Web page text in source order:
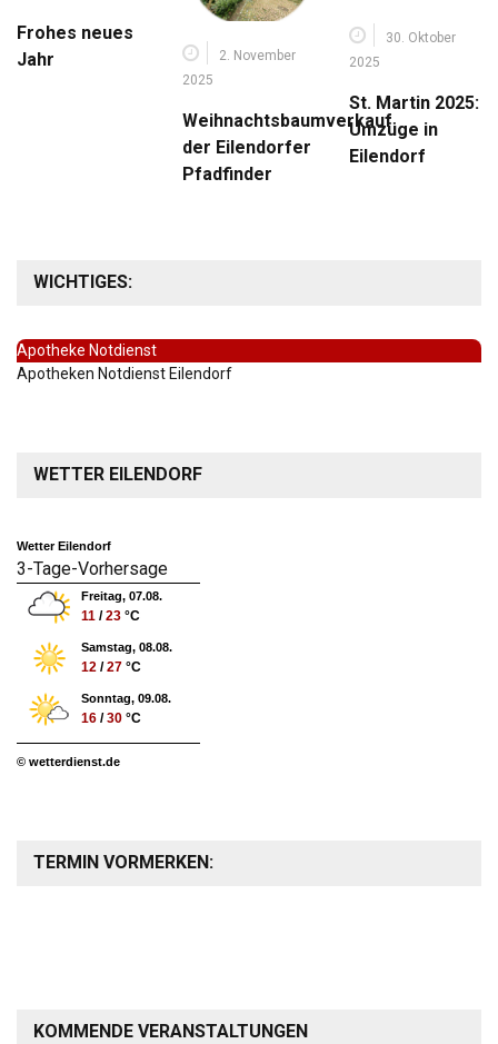
Frohes neues
Jahr
2. November
2025
Weihnachtsbaumverkauf
der Eilendorfer
Pfadfinder
30. Oktober
2025
St. Martin 2025:
Umzüge in
Eilendorf
WICHTIGES:
Apotheke Notdienst
Apotheken Notdienst Eilendorf
WETTER EILENDORF
Wetter Eilendorf
3-Tage-Vorhersage
Freitag, 07.08.
11 /23 °C
Samstag, 08.08.
12 /27 °C
Sonntag, 09.08.
16 /30 °C
© wetterdienst.de
TERMIN VORMERKEN:
KOMMENDE VERANSTALTUNGEN